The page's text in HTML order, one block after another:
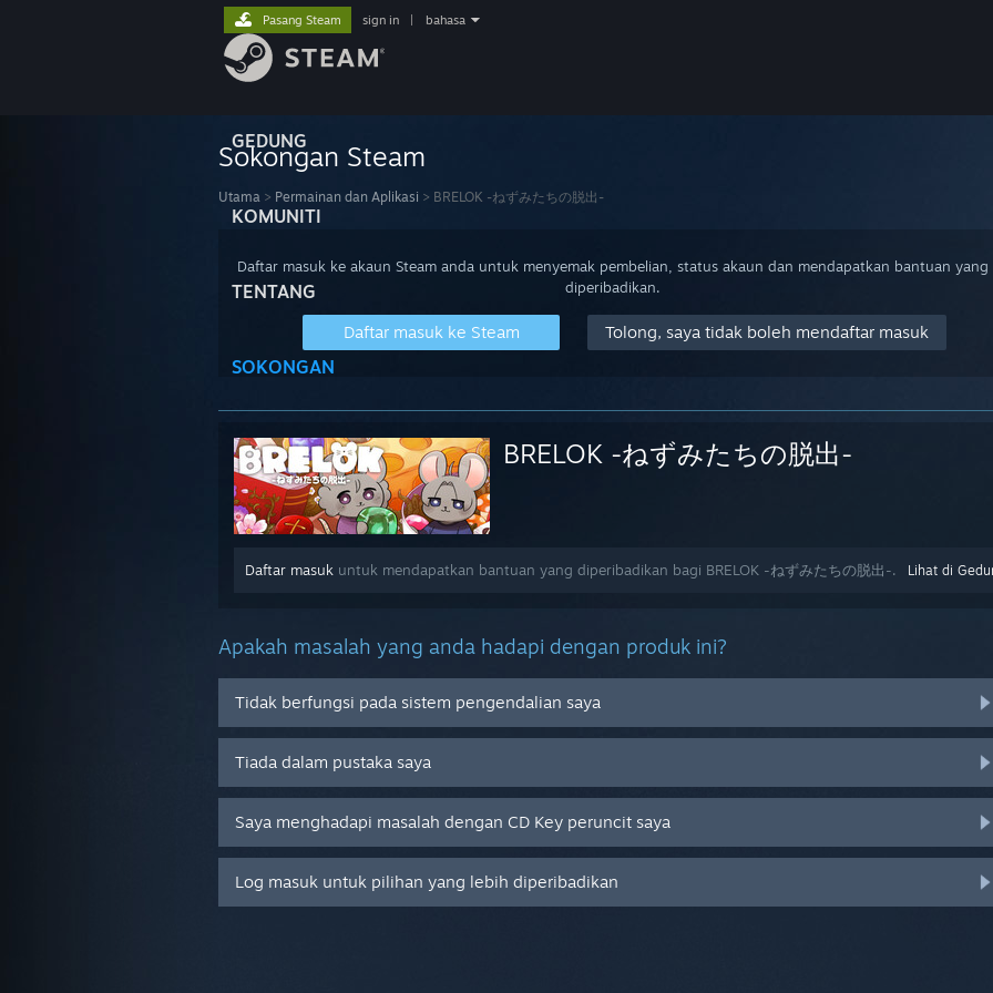
GEDUNG
KOMUNITI
TENTANG
SOKONGAN
Pasang Steam sign in bahasa
Sokongan Steam
Utama > Permainan dan Aplikasi > BRELOK -ねずみたちの脱出-
Daftar masuk ke akaun Steam anda untuk menyemak pembelian, status akaun dan mendapatkan bantuan yang
diperibadikan.
Daftar masuk ke Steam Tolong, saya tidak boleh mendaftar masuk
BRELOK -ねずみたちの脱出-
Lihat di
Daftar masuk untuk mendapatkan bantuan yang diperibadikan bagi BRELOK -ねずみたちの脱出-.
Apakah masalah yang anda hadapi dengan produk ini?
Tidak berfungsi pada sistem pengendalian saya
Tiada dalam pustaka saya
Saya menghadapi masalah dengan CD Key peruncit saya
Log masuk untuk pilihan yang lebih diperibadikan